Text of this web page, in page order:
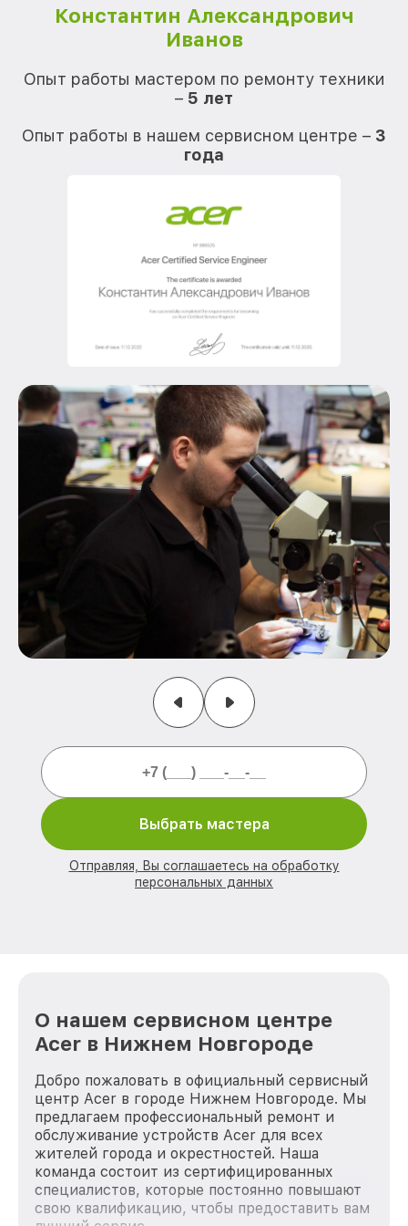
Константин Александрович
Иванов
Опыт работы мастером по ремонту техники
– 5 лет
Опыт работы в нашем сервисном центре – 3
года
Выбрать мастера
Отправляя, Вы соглашаетесь на обработку
персональных данных
О нашем сервисном центре
Acer в Нижнем Новгороде
Добро пожаловать в официальный сервисный
центр Acer в городе Нижнем Новгороде. Мы
предлагаем профессиональный ремонт и
обслуживание устройств Acer для всех
жителей города и окрестностей. Наша
команда состоит из сертифицированных
специалистов, которые постоянно повышают
свою квалификацию, чтобы предоставить вам